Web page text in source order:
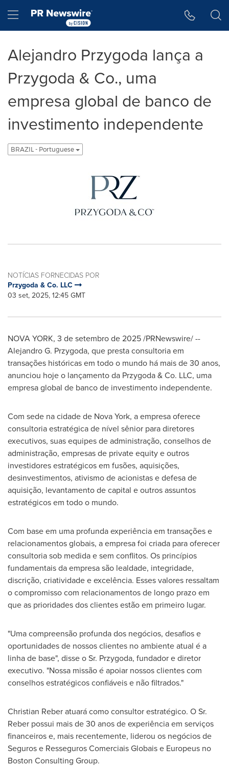
Hamburger menu
Alejandro Przygoda lança a
Przygoda & Co., uma
empresa global de banco de
investimento independente
BRAZIL - Portuguese
NOTÍCIAS FORNECIDAS POR
Przygoda & Co. LLC
03 set, 2025, 12:45 GMT
NOVA YORK, 3 de setembro de 2025/PRNewswire/ --
Alejandro G. Przygoda, que presta consultoria em
transações históricas em todo o mundo há mais de 30 anos,
anunciou hoje o lançamento da Przygoda & Co. LLC, uma
empresa global de banco de investimento independente.
Com sede na cidade de Nova York, a empresa oferece
consultoria estratégica de nível sênior para diretores
executivos, suas equipes de administração, conselhos de
administração, empresas de private equity e outros
investidores estratégicos em fusões, aquisições,
desinvestimentos, ativismo de acionistas e defesa de
aquisição, levantamento de capital e outros assuntos
estratégicos em todo o mundo.
Com base em uma profunda experiência em transações e
relacionamentos globais, a empresa foi criada para oferecer
consultoria sob medida e sem conflitos. Os princípios
fundamentais da empresa são lealdade, integridade,
discrição, criatividade e excelência. Esses valores ressaltam
o compromisso com relacionamentos de longo prazo em
que as prioridades dos clientes estão em primeiro lugar.
"Uma compreensão profunda dos negócios, desafios e
oportunidades de nossos clientes no ambiente atual é a
linha de base", disse o Sr. Przygoda, fundador e diretor
executivo. "Nossa missão é apoiar nossos clientes com
conselhos estratégicos confiáveis e não filtrados."
Christian Reberatuará como consultor estratégico. O Sr.
Reber possui mais de 30 anos de experiência em serviços
financeiros e, mais recentemente, liderou os negócios de
Seguros e Resseguros Comerciais Globais e Europeus no
Boston Consulting Group.